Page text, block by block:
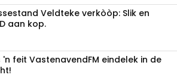
Veldteke verkòòp: Slik en
aan kop.
'n feit VastenavendFM eindelek in de